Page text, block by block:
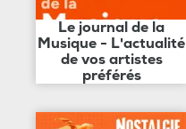
Le journal de la
Musique - L'actualité
de vos artistes
préférés